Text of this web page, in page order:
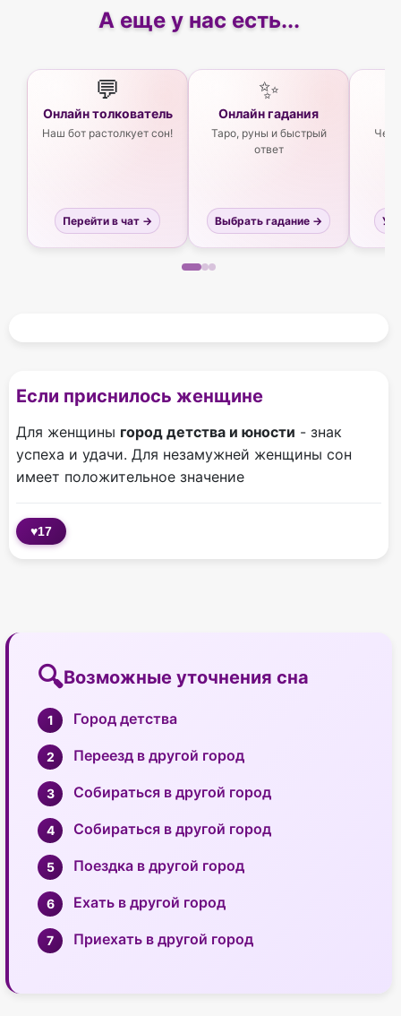
А еще у нас есть...
💬
Онлайн толкователь
Наш бот растолкует сон!
Перейти в чат →
✨
Онлайн гадания
Таро, руны и быстрый
ответ
Выбрать гадание →
Если приснилось женщине
Для женщины город детства и юности - знак
успеха и удачи. Для незамужней женщины сон
имеет положительное значение
♥17
Возможные уточнения сна
Город детства
Переезд в другой город
Собираться в другой город
Собираться в другой город
Поездка в другой город
Ехать в другой город
Приехать в другой город